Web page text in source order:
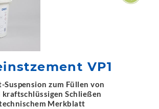
VP1
zum Füllen von
Schließen
Merkblatt